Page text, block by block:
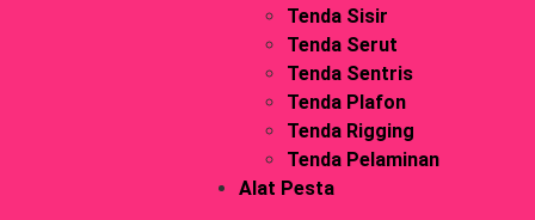
Tenda Sisir
Tenda Serut
Tenda Sentris
Tenda Plafon
Tenda Rigging
Tenda Pelaminan
Alat Pesta